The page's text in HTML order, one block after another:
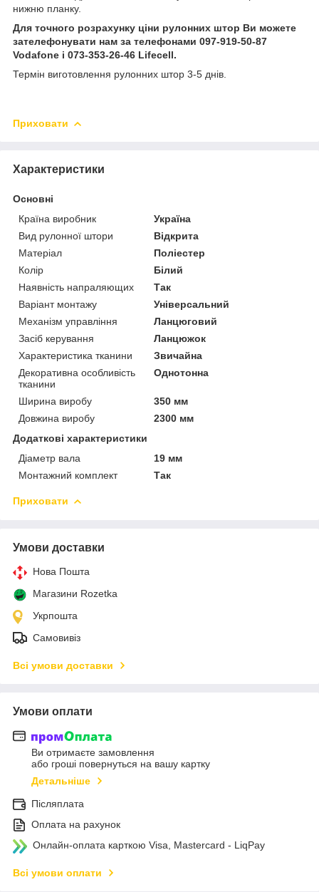
нижню планку.
Для точного розрахунку ціни рулонних штор Ви можете
зателефонувати нам за телефонами 097-919-50-87
Vodafone і 073-353-26-46 Lifecell.
Термін виготовлення рулонних штор 3-5 днів.
Приховати
Характеристики
Основні
Країна виробник
Україна
Вид рулонної штори
Відкрита
Матеріал
Поліестер
Колір
Білий
Наявність напраляющих
Так
Варіант монтажу
Універсальний
Механізм управління
Ланцюговий
Засіб керування
Ланцюжок
Характеристика тканини
Звичайна
Декоративна особливість
тканини
Однотонна
Ширина виробу
350 мм
Довжина виробу
2300 мм
Додаткові характеристики
Діаметр вала
19 мм
Монтажний комплект
Так
Приховати
Умови доставки
Нова Пошта
Магазини Rozetka
Укрпошта
Самовивіз
Всі умови доставки
Умови оплати
Ви отримаєте замовлення
або гроші повернуться на вашу картку
Детальніше
Післяплата
Оплата на рахунок
Онлайн-оплата карткою Visa, Mastercard - LiqPay
Всі умови оплати